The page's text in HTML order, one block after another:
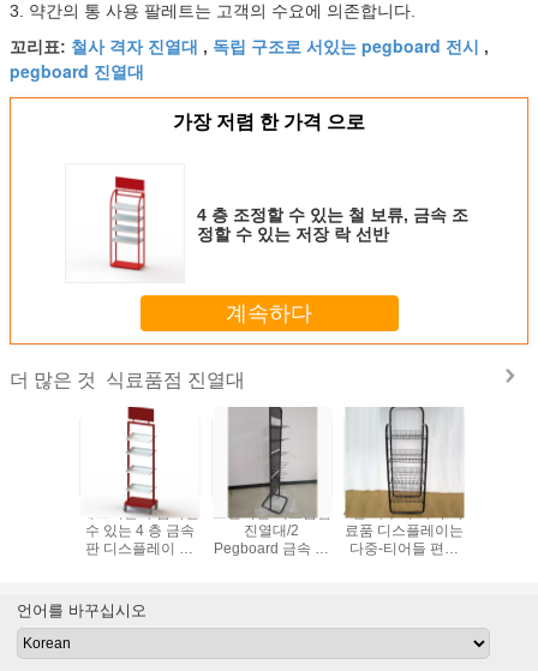
3. 약간의 통 사용 팔레트는 고객의 수요에 의존합니다.
꼬리표: 철사 격자 진열대 , 독립 구조로 서있는 pegboard 전시 ,
pegboard 진열대
가장 저렴 한 가격 으로
4 층 조정할 수 있는 철 보류, 금속 조
정할 수 있는 저장 락 선반
계속하다
더 많은 것 식료품점 진열대
캐스터들과 움직일
수 있는 4 층 금속
판 디스플레이 걸
보편적인 식료품점
진열대/2
Pegboard 금속 진
4선 바구니 바닥 식
료품 디스플레이는
다중-티어들 편의
언어를 바꾸십시오